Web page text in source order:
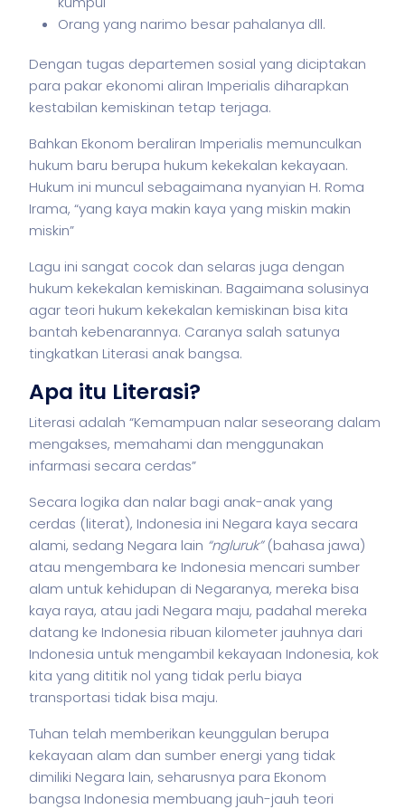
Orang yang narimo besar pahalanya dll.
Dengan tugas departemen sosial yang diciptakan
para pakar ekonomi aliran Imperialis diharapkan
kestabilan kemiskinan tetap terjaga.
Bahkan Ekonom beraliran Imperialis memunculkan
hukum baru berupa hukum kekekalan kekayaan.
Hukum ini muncul sebagaimana nyanyian H. Roma
Irama, “yang kaya makin kaya yang miskin makin
miskin”
Lagu ini sangat cocok dan selaras juga dengan
hukum kekekalan kemiskinan. Bagaimana solusinya
agar teori hukum kekekalan kemiskinan bisa kita
bantah kebenarannya. Caranya salah satunya
tingkatkan Literasi anak bangsa.
Apa itu Literasi?
Literasi adalah “Kemampuan nalar seseorang dalam
mengakses, memahami dan menggunakan
infarmasi secara cerdas”
Secara logika dan nalar bagi anak-anak yang
cerdas (literat), Indonesia ini Negara kaya secara
alami, sedang Negara lain “ngluruk”(bahasa jawa)
atau mengembara ke Indonesia mencari sumber
alam untuk kehidupan di Negaranya, mereka bisa
kaya raya, atau jadi Negara maju, padahal mereka
datang ke Indonesia ribuan kilometer jauhnya dari
Indonesia untuk mengambil kekayaan Indonesia, kok
kita yang dititik nol yang tidak perlu biaya
transportasi tidak bisa maju.
Tuhan telah memberikan keunggulan berupa
kekayaan alam dan sumber energi yang tidak
dimiliki Negara lain, seharusnya para Ekonom
bangsa Indonesia membuang jauh-jauh teori